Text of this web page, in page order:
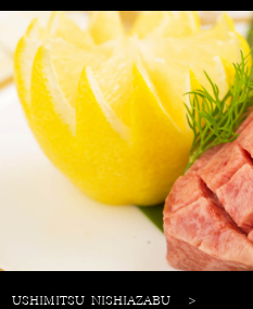
USHIMITSU NISHIAZABU
>